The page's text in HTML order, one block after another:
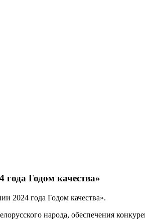
Годом качества»
2024 года Годом качества».
народа, обеспечения